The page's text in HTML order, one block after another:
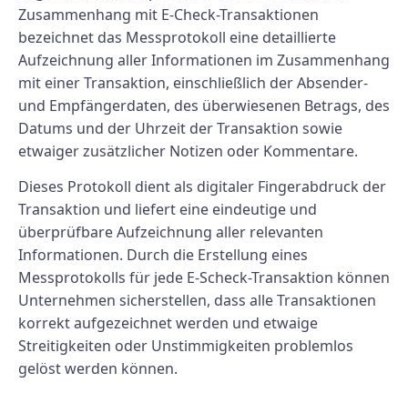
Zusammenhang mit E-Check-Transaktionen
bezeichnet das Messprotokoll eine detaillierte
Aufzeichnung aller Informationen im Zusammenhang
mit einer Transaktion, einschließlich der Absender-
und Empfängerdaten, des überwiesenen Betrags, des
Datums und der Uhrzeit der Transaktion sowie
etwaiger zusätzlicher Notizen oder Kommentare.
Dieses Protokoll dient als digitaler Fingerabdruck der
Transaktion und liefert eine eindeutige und
überprüfbare Aufzeichnung aller relevanten
Informationen. Durch die Erstellung eines
Messprotokolls für jede E-Scheck-Transaktion können
Unternehmen sicherstellen, dass alle Transaktionen
korrekt aufgezeichnet werden und etwaige
Streitigkeiten oder Unstimmigkeiten problemlos
gelöst werden können.